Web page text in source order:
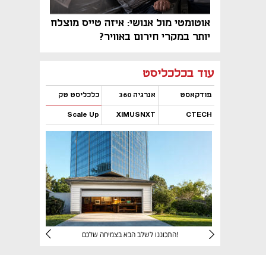
אוטומטי מול אנושי: איזה טייס מוצלח
יותר במקרי חירום באוויר?
עוד בכלכליסט
פודקאסט אנרגיה 360 כלכליסט טק
CTECH
XIMUSNXT
Scale Up
נפתח בכרטיסייה חדשה
התכוננו לשלב הבא בצמיחה שלכם!
נפתח בכרטיסייה חדשה